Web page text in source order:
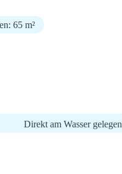
65 m²
Direkt am Wasser gelegen